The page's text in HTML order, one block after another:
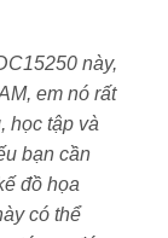
mái, hỗ trợ
cụm phím số
gõ văn bản
đèn nền, rất
này,
em nó rất
học tập và
bạn cần
đồ họa
có thể